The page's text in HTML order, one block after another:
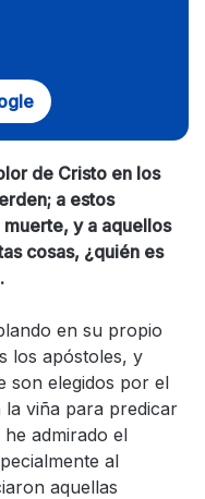
de Cristo en los
a estos
y a aquellos
cosas, ¿quién es
en su propio
los apóstoles, y
son elegidos por el
la viña para predicar
admirado el
al
aquellas